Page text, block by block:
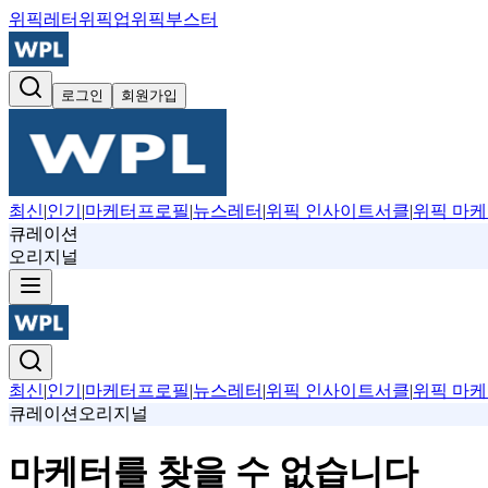
위픽레터 위픽업위픽부스터
로그인 회원가입
최신|인기 |마케터프로필|뉴스레터 |위픽 인사이트서클|위픽 마케
큐레이션
오리지널
최신|인기 |마케터프로필|뉴스레터 |위픽 인사이트서클|위픽 마케
큐레이션 오리지널
마케터를 찾을 수 없습니다